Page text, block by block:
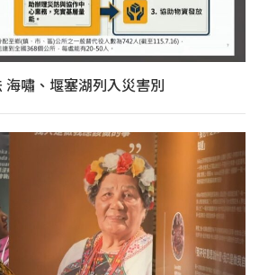
嘯、堰塞湖列入災害別